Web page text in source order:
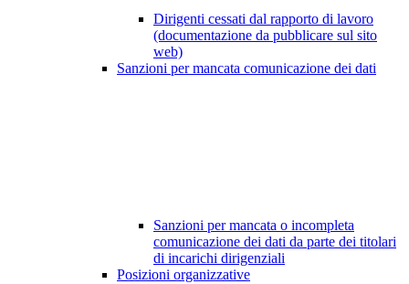
Dirigenti cessati dal rapporto di lavoro
(documentazione da pubblicare sul sito
web)
Sanzioni per mancata comunicazione dei dati
Sanzioni per mancata o incompleta
comunicazione dei dati da parte dei titolari
di incarichi dirigenziali
Posizioni organizzative